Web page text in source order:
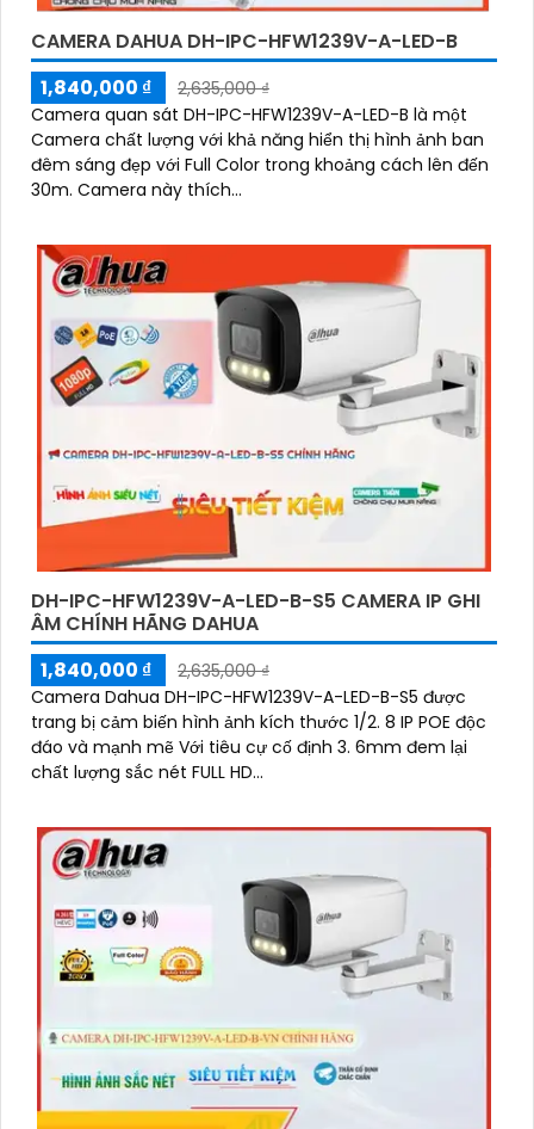
CAMERA DAHUA DH-IPC-HFW1239V-A-LED-B
1,840,000 ₫
2,635,000 ₫
Camera quan sát DH-IPC-HFW1239V-A-LED-B là một
Camera chất lượng với khả năng hiển thị hình ảnh ban
đêm sáng đẹp với Full Color trong khoảng cách lên đến
30m. Camera này thích...
DH-IPC-HFW1239V-A-LED-B-S5 CAMERA IP GHI
ÂM CHÍNH HÃNG DAHUA
1,840,000 ₫
2,635,000 ₫
Camera Dahua DH-IPC-HFW1239V-A-LED-B-S5 được
trang bị cảm biến hình ảnh kích thước 1/2. 8 IP POE độc
đáo và mạnh mẽ Với tiêu cự cố định 3. 6mm đem lại
chất lượng sắc nét FULL HD...